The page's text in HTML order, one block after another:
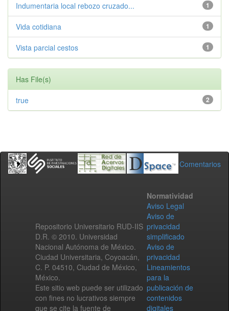
1
Indumentaria local rebozo cruzado...
1
Vida cotidiana
1
Vista parcial cestos
Has File(s)
2
true
Comentarios
Repositorio Universitario RUD-IIS
D.R. © 2010. Universidad
Nacional Autónoma de México.
Ciudad Universitaria, Coyoacán,
C. P. 04510, Ciudad de México,
México.
Este sitio web puede ser utilizado
con fines no lucrativos siempre
que se cite la fuente de
Normatividad
Aviso Legal
Aviso de
privacidad
simplificado
Aviso de
privacidad
Lineamientos
para la
publicación de
contenidos
digitales